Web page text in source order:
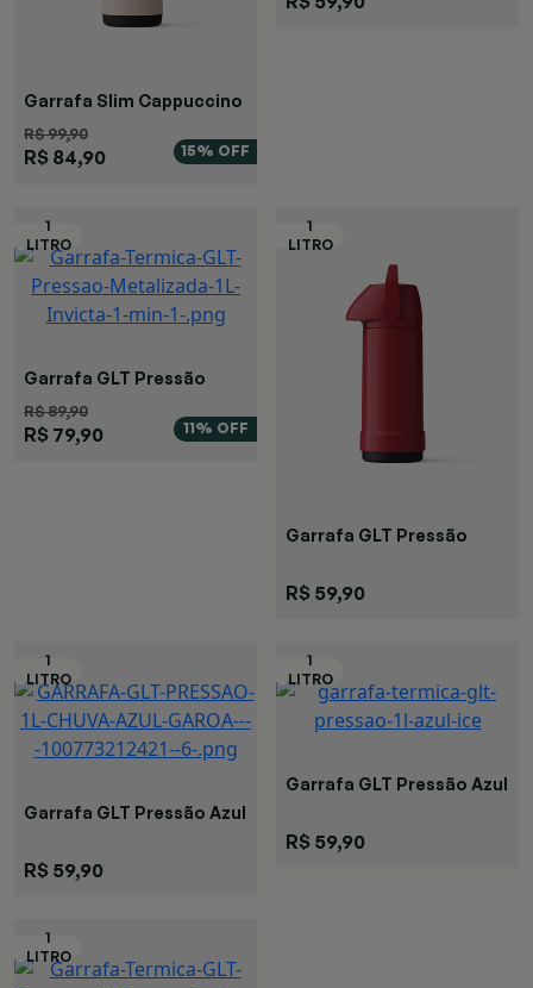
Garrafa Slim Cappuccino
R$ 99,90
R$ 84,90 15% OFF
Garrafa GLT Pressão
R$ 89,90
R$ 79,90 11% OFF
Garrafa GLT Pressão
R$ 59,90
Garrafa GLT Pressão Azul
R$ 59,90
Garrafa GLT Pressão Azul
R$ 59,90